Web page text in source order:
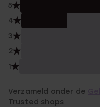
5
4
3
2
1
Verzameld onder de
Trusted shops